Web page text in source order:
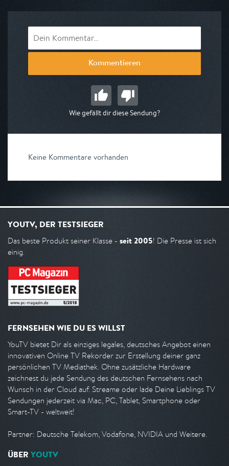
Kommentieren
Wie gefällt dir diese Sendung?
Keine Kommentare vorhanden
YOUTV, DER TESTSIEGER
Das beste Produkt seiner Klasse - seit 2005! Die Presse ist sich
einig.
FERNSEHEN WIE DU ES WILLST
YouTV bietet Dir als einziges legales, deutsches Angebot einen
innovativen Online TV Rekorder zur Erstellung deiner ganz
persönlichen TV Mediathek. Ohne zusätzliche Hardware
zeichnest du jede Sendung des deutschen Fernsehens nach
Wunsch in der Cloud auf. Streame oder lade Deine Lieblings TV
Sendungen jederzeit via Mac, PC, Tablet, Smartphone oder
Smart-TV - weltweit!
Partner: Deutsche Telekom, Vodafone, NVIDIA und Weitere.
ÜBER YOUTV